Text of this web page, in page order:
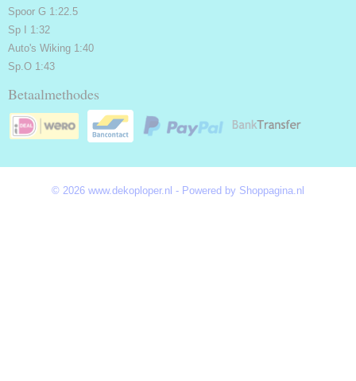
Spoor G 1:22.5
Sp I 1:32
Auto's Wiking 1:40
Sp.O 1:43
Betaalmethodes
© 2026 www.dekoploper.nl - Powered by Shoppagina.nl